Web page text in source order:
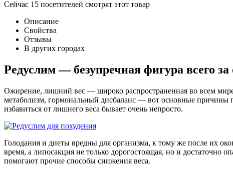
Сейчас 15 посетителей смотрят этот товар
Описание
Свойства
Отзывы
В других городах
Редуслим — безупречная фигура всего за
Ожирение, лишний вес — широко распространенная во всем мире
метаболизм, гормональный дисбаланс — вот основные причины
избавиться от лишнего веса бывает очень непросто.
Голодания и диеты вредны для организма, к тому же после их
время, а липосакция не только дорогостоящая, но и достаточно
помогают прочие способы снижения веса.